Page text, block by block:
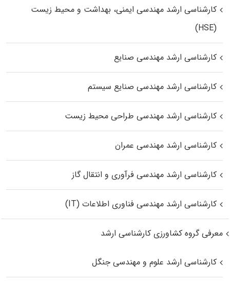
کارشناسی ارشد مهندسی ایمنی، بهداشت و محیط زیست
(HSE)
کارشناسی ارشد مهندسی صنایع
کارشناسی ارشد مهندسی صنایع سیستم
کارشناسی ارشد مهندسی طراحی محیط زیست
کارشناسی ارشد مهندسی عمران
کارشناسی ارشد مهندسی فرآوری و انتقال گاز
کارشناسی ارشد مهندسی فناوری اطلاعات (IT)
معرفی گروه کشاورزی کارشناسی ارشد
کارشناسی ارشد علوم و مهندسی جنگل